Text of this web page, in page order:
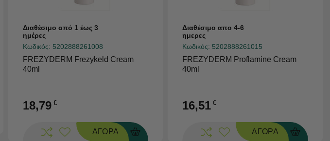
Διαθέσιμο από 1 έως 3
ημέρες
Κωδικός: 5202888261008
FREZYDERM Frezykeld Cream
40ml
18,79 €
ΑΓΟΡΑ
Διαθέσιμο απο 4-6
ημερες
Κωδικός: 5202888261015
FREZYDERM Proflamine Cream
40ml
16,51 €
ΑΓΟΡΑ